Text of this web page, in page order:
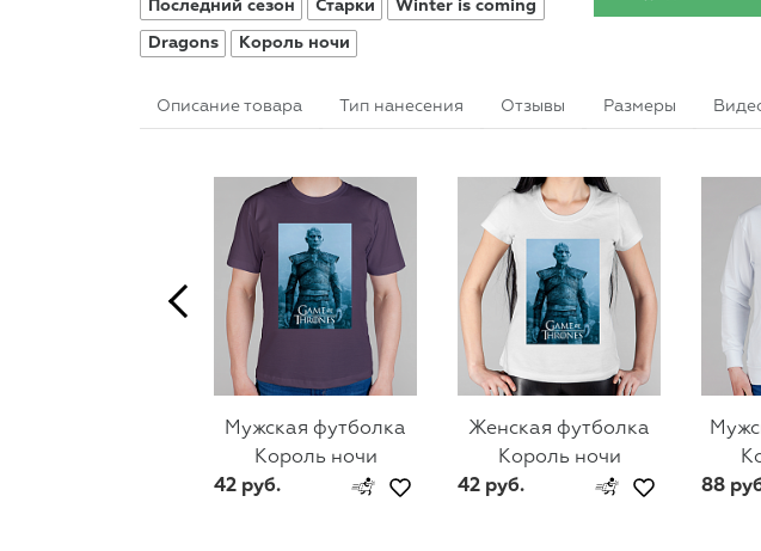
Последний сезон Старки Winter is coming
Dragons Король ночи
Описание товара Тип нанесения Отзывы Размеры
Мужская футболка
Король ночи
42 руб.
Женская футболка
Король ночи
42 руб.
88